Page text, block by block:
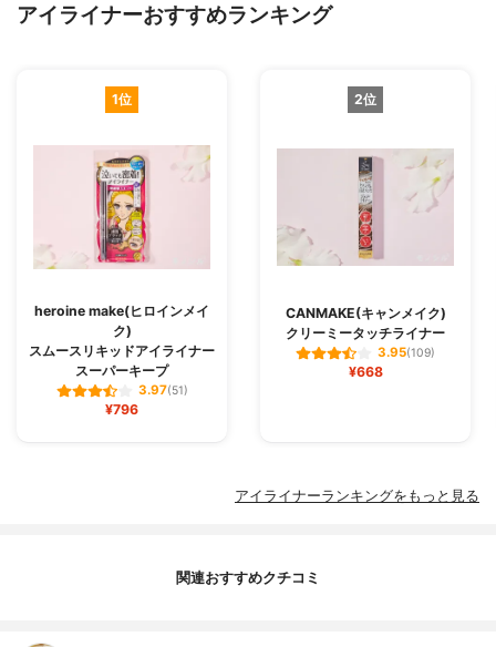
アイライナーおすすめランキング
1位
heroine make(ヒロインメイ
ク)
スムースリキッドアイライナー
スーパーキープ
3.97(51)
¥796
2位
CANMAKE(キャンメイク)
クリーミータッチライナー
3.95(109)
¥668
アイライナーランキングをもっと見る
関連おすすめクチコミ